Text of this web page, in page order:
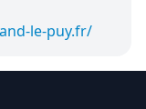
le-puy.fr/